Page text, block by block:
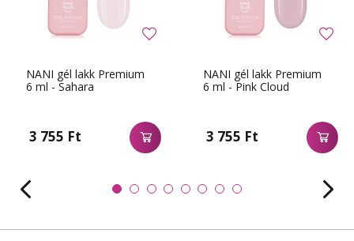
NANI gél lakk Premium
6 ml - Sahara
3 755 Ft
NANI gél lakk Premium
6 ml - Pink Cloud
3 755 Ft